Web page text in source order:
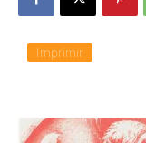
Imprimir